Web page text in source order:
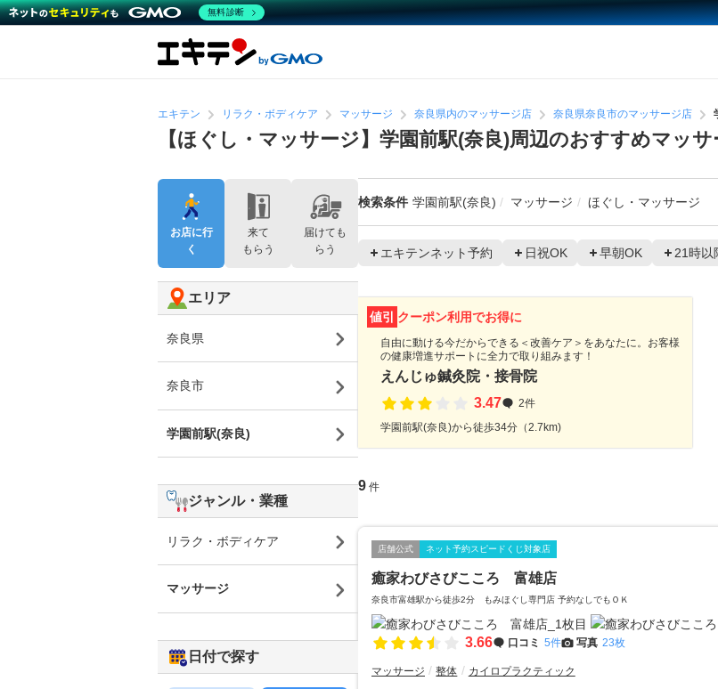
エキテン リラク・ボディケア マッサージ 奈良県内のマッサージ店 奈良県奈良市のマッサージ店
【ほぐし・マッサージ】学園前駅(奈良)周辺のおすすめマッ
検索条件 学園前駅(奈良) マッサージ ほぐし・マッサージ
エキテンネット予約 日祝OK 早朝OK 21時以
値引 クーポン利用でお得に
自由に動ける今だからできる＜改善ケア＞をあなたに。お客様
の健康増進サポートに全力で取り組みます！
えんじゅ鍼灸院・接骨院
3.47
2件
学園前駅(奈良)から徒歩34分（2.7km)
9 件
店舗公式 ネット予約スピードくじ対象店
癒家わびさびこころ 富雄店
奈良市富雄駅から徒歩2分 もみほぐし専門店 予約なしでもＯＫ
3.66 口コミ 5件 写真 23枚
マッサージ 整体 カイロプラクティック
お店に行
く
来て
もらう
届けても
らう
エリア
奈良県
奈良市
学園前駅(奈良)
ジャンル・業種
リラク・ボディケア
マッサージ
日付で探す
無料診断